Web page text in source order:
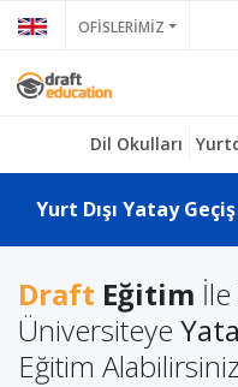
OFİSLERİMİZ
Dil Okulları
Yurt Dışı Yatay Geçiş
Draft Eğitim
Üniversiteye
Eğitim Alabilirsiniz